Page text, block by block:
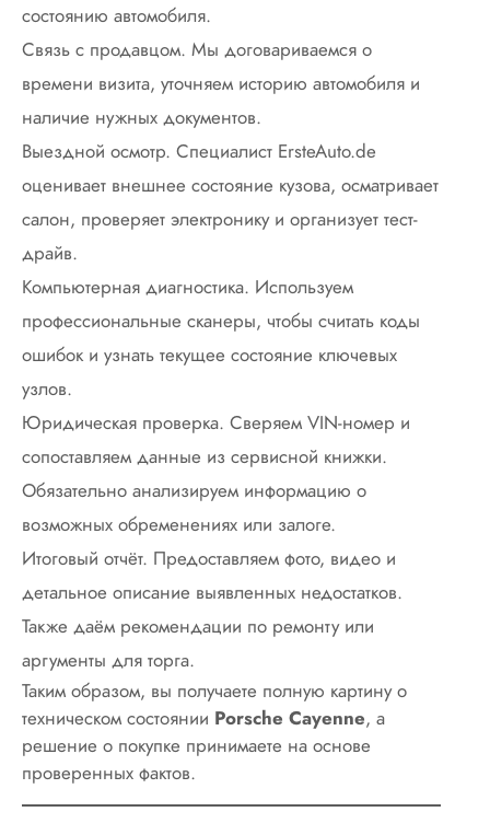
состоянию автомобиля.
Связь с продавцом. Мы договариваемся о
времени визита, уточняем историю автомобиля и
наличие нужных документов.
Выездной осмотр. Специалист ErsteAuto.de
оценивает внешнее состояние кузова, осматривает
салон, проверяет электронику и организует тест-
драйв.
Компьютерная диагностика. Используем
профессиональные сканеры, чтобы считать коды
ошибок и узнать текущее состояние ключевых
узлов.
Юридическая проверка. Сверяем VIN-номер и
сопоставляем данные из сервисной книжки.
Обязательно анализируем информацию о
возможных обременениях или залоге.
Итоговый отчёт. Предоставляем фото, видео и
детальное описание выявленных недостатков.
Также даём рекомендации по ремонту или
аргументы для торга.
Таким образом, вы получаете полную картину о
техническом состоянии Porsche Cayenne, а
решение о покупке принимаете на основе
проверенных фактов.